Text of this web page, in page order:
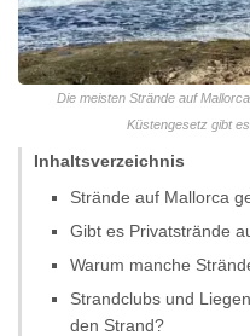
Die meisten Strände auf
Küstengesetz gibt
Inhaltsverzeichnis
Strände auf Mallorca
Gibt es Privatstrände
Warum manche
Strandclubs und
den Strand?